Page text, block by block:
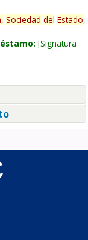
Sociedad del Estado,
Signatura